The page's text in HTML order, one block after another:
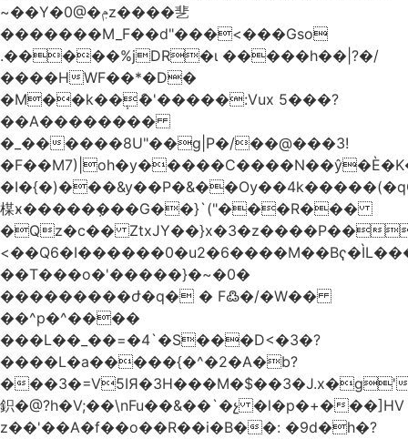
~��Y�0@�ݦz����㐟
�������M_F��d"���<���Gso
.�����%jDR�ɩ �����h��|?�/
����HWF��*�D�
�M��k��݄ެ�'�����:Vux 5���?
��A��������
�_������8U"��g|P�/��@���3!
楳ӿ�����ܼ���G��}`("���R���
�Qz�c�� ZtxJY��}x�3�z����P��
��T���o�'�����}�~�0�
���������ժ�q� � F߷�/�W��
��^p�^����
���L��_��=�4`�S���D<�3�?
����L�a�����{�^�2�A�b?
�
鉙�@?h�V;��\nFu��&��`�չ �l�p�+���]HV
z��'��A�f��o��R��i�B��: �9d�h�?